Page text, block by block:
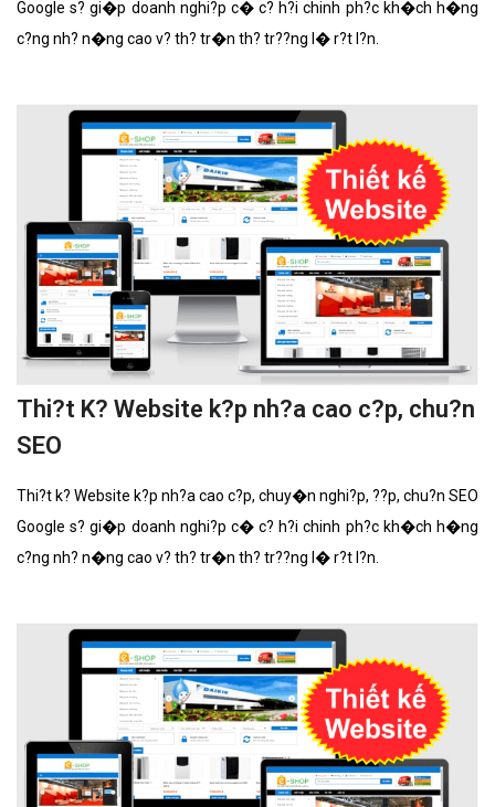
Google s? gi�p doanh nghi?p c� c? h?i chinh ph?c kh�ch h�ng
c?ng nh? n�ng cao v? th? tr�n th? tr??ng l� r?t l?n.
Thi?t K? Website k?p nh?a cao c?p, chu?n
SEO
Thi?t k? Website k?p nh?a cao c?p, chuy�n nghi?p, ??p, chu?n SEO
Google s? gi�p doanh nghi?p c� c? h?i chinh ph?c kh�ch h�ng
c?ng nh? n�ng cao v? th? tr�n th? tr??ng l� r?t l?n.